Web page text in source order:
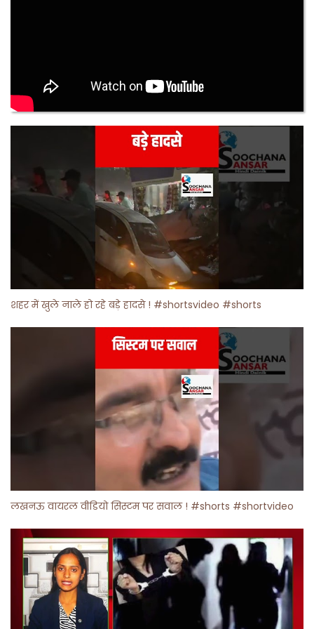
शहर में खुले नाले हो रहे बड़े हादसे ! #shortsvideo #shorts
लखनऊ वायरल वीडियो सिस्टम पर सवाल ! #shorts #shortvideo